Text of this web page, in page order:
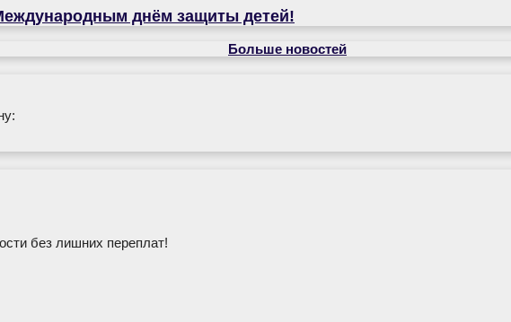
днём защиты детей!
Больше новостей
без лишних переплат!